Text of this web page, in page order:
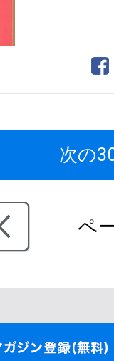
次の
ペ